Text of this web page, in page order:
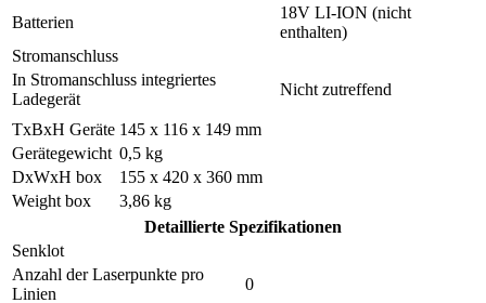
Batterien
18V LI-ION (nicht
enthalten)
Stromanschluss
In Stromanschluss integriertes
Ladegerät
Nicht zutreffend
TxBxH Geräte 145 x 116 x 149 mm
Gerätegewicht 0,5 kg
DxWxH box
155 x 420 x 360 mm
Weight box
3,86 kg
Detaillierte Spezifikationen
Senklot
Anzahl der Laserpunkte pro
Linien
0